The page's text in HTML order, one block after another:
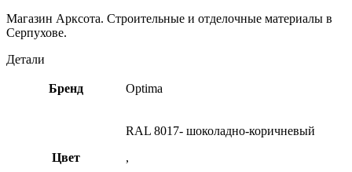
Магазин Арксота. Строительные и отделочные материалы в
Серпухове.
Детали
Бренд Optima
Цвет
RAL 8017- шоколадно-коричневый
,